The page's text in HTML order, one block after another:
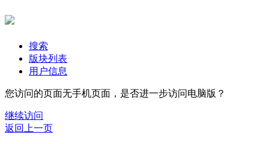
搜索
版块列表
用户信息
您访问的页面无手机页面，是否进一步访问电脑版？
继续访问
返回上一页